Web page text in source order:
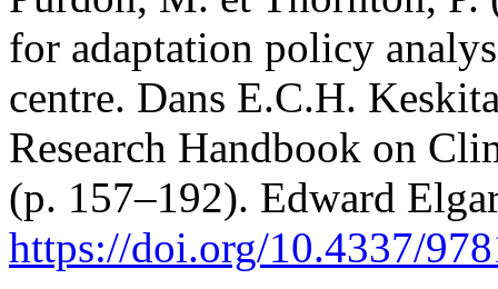
for adaptation policy
centre. Dans E.C.H.
Research Handbook on
(p. 157–192). Edward
https://doi.org/10.4337/